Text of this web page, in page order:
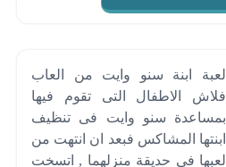
لعبة ابنة سنو وايت من العاب
فلاش الاطفال التى تقوم فيها
بمساعدة سنو وايت فى تنظيف
ابنتها المشاكس فبعد ان انتهت من
لعبها فى حديقة منزلهما , اتسخت